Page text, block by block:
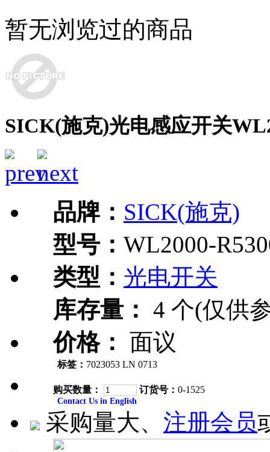
暂无浏览过的商品
SICK(施克)光电感应开关
品牌： SICK(施克)
型号： WL2000-
类型： 光电开关
库存量： 4 个(仅供
价格： 面议
标签： 7023053 LN 0713
购买数量： 订货号： 0-1525
Contact Us in English
采购量大、 注册会员